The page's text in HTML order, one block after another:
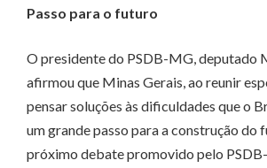
Passo para o futuro
O presidente do PSDB-MG, deputado
afirmou que Minas Gerais, ao reunir
pensar soluções às dificuldades que o
um grande passo para a construção do
próximo debate promovido pelo